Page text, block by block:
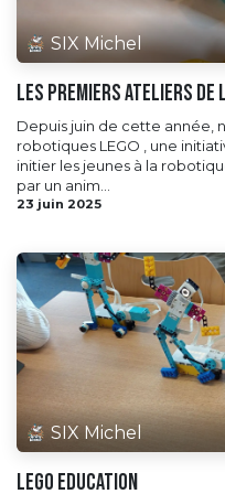
SIX Michel
Les premiers ateliers de
Depuis juin de cette année,
robotiques LEGO , une
initier les jeunes à la
par un anim...
23 juin 2025
SIX Michel
Lego Education